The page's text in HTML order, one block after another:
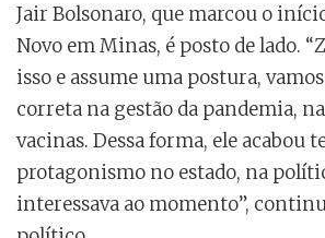
Jair Bolsonaro, que marcou o
Novo em Minas, é posto de lado.
isso e assume uma postura,
correta na gestão da pandemia,
vacinas. Dessa forma, ele acabou
protagonismo no estado, na
interessava ao momento”,